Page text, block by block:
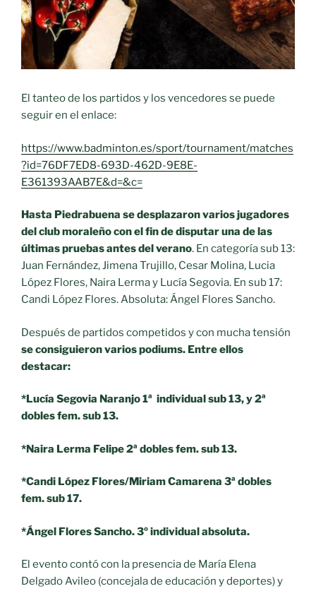
El tanteo de los partidos y los vencedores se puede
seguir en el enlace:
https://www.badminton.es/sport/tournament/matches
?id=76DF7ED8-693D-462D-9E8E-
E361393AAB7E&d=&c=
Hasta Piedrabuena se desplazaron varios jugadores
del club moraleño con el fin de disputar una de las
últimas pruebas antes del verano. En categoría sub 13:
Juan Fernández, Jimena Trujillo, Cesar Molina, Lucia
López Flores, Naira Lerma y Lucía Segovia. En sub 17:
Candi López Flores. Absoluta: Ángel Flores Sancho.
Después de partidos competidos y con mucha tensión
se consiguieron varios podiums. Entre ellos
destacar:
*Lucía Segovia Naranjo 1ª individual sub 13, y 2ª
dobles fem. sub 13.
*Naira Lerma Felipe 2ª dobles fem. sub 13.
*Candi López Flores/Miriam Camarena 3ª dobles
fem. sub 17.
*Ángel Flores Sancho. 3º individual absoluta.
El evento contó con la presencia de María Elena
Delgado Avileo (concejala de educación y deportes) y